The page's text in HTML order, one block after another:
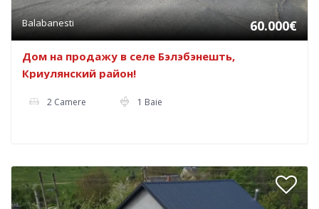
Balabanesti 60.000€
Дом на продажу в селе Бэлэбэнешть,
Криулянский район!
2 Camere 1 Baie